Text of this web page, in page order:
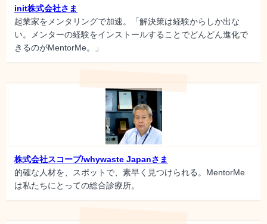
init株式会社さま
起業家をメンタリングで加速。「解決策は経験からしか出な
い。メンターの経験をインストールすることでどんどん進化で
きるのがMentorMe。」
株式会社スコープ/whywaste Japanさま
的確な人材を、スポットで、素早く見つけられる。MentorMe
は私たちにとっての総合診療所。